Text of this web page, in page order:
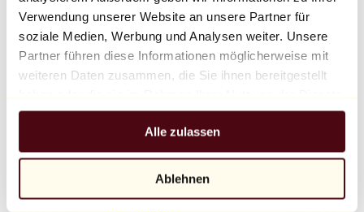
Verwendung unserer Website an unsere Partner für
soziale Medien, Werbung und Analysen weiter. Unsere
Partner führen diese Informationen möglicherweise mit
weiteren Daten zusammen, die Sie ihnen bereitgestellt
gesammelt haben.
Alle zulassen
Ablehnen
Balloon Dog (Orange)
Jeff Koons
10.000 €
Entdecken
Alle Bildhauer
Alle Fotografen